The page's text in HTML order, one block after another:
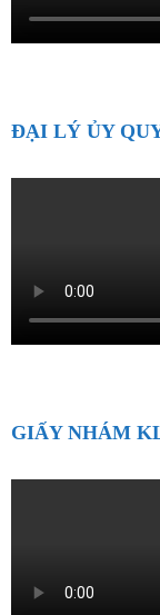
ĐẠI LÝ ỦY
GIẤY NHÁM